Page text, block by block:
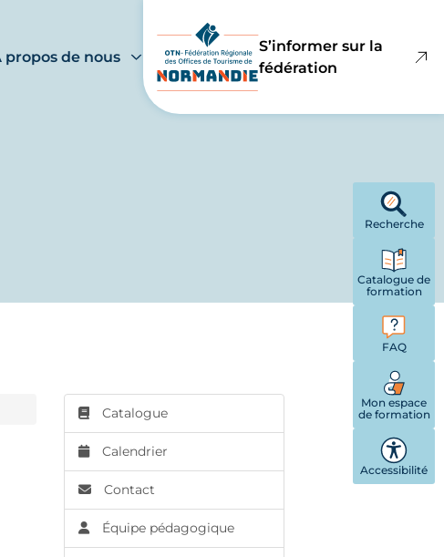
propos de nous
S’informer sur la
fédération
Catalogue
Calendrier
Contact
Équipe pédagogique
Recherche
Catalogue de
formation
FAQ
Mon espace
de formation
Accessibilité